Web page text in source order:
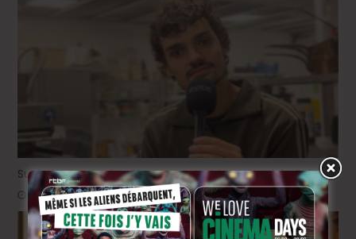
Sur le tournage de « Please », avec Victor Ruprich-Robert
2 semaines ago